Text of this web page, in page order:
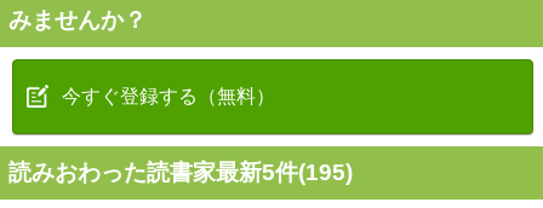
みませんか？
今すぐ登録する（無料）
読みおわった読書家最新5件(195)